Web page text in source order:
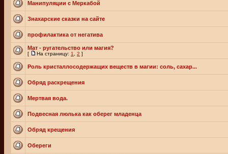
Манипуляции с Меркабой
Знахарские сказки на сайте
профилактика от негатива
Мат - ругательство или магия?
[ На страницу: 1 2 ]
Роль кристаллосодержащих веществ в магии: соль, сахар...
Обряд раскрещения
Мертвая вода.
Подвесная люлька как оберег младенца
Обряд крещения
Обереги